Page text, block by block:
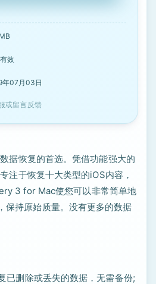
效
年07月03日
或留言反馈
据恢复的首选。凭借功能强大的
注于恢复十大类型的iOS内容，
3 for Mac使您可以非常简单地
保持原始质量。没有更多的数据
已删除或丢失的数据，无需备份;